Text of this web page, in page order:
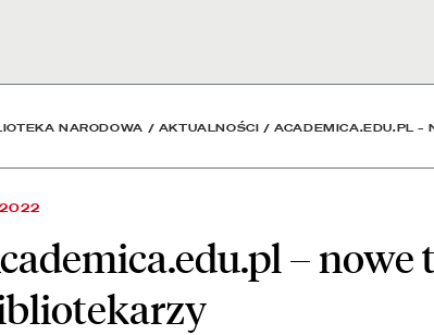
nowe terminy
NARODOWA / AKTUALNOŚCI /ACADEMICA.EDU.PL –
–